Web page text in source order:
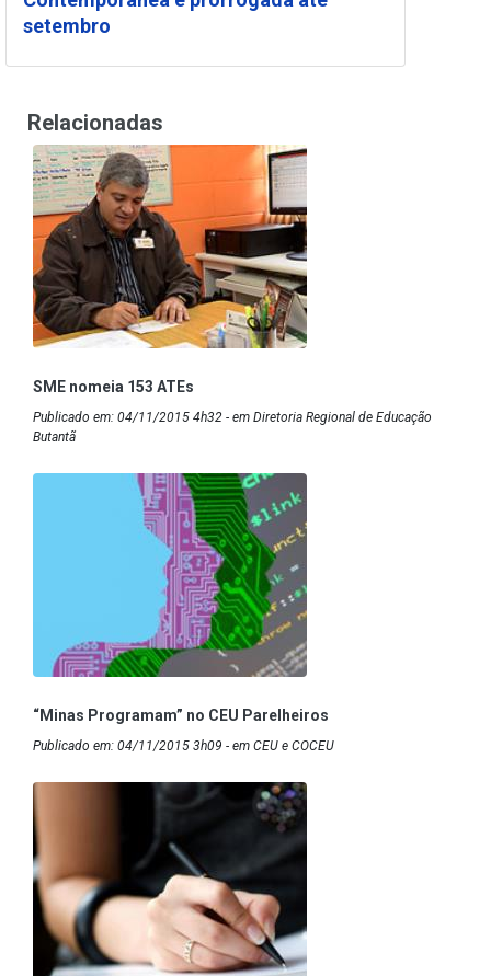
setembro
Relacionadas
SME nomeia 153 ATEs
Publicado em: 04/11/2015 4h32 - em Diretoria Regional de Educação
Butantã
“Minas Programam” no CEU Parelheiros
Publicado em: 04/11/2015 3h09 - em CEU e COCEU